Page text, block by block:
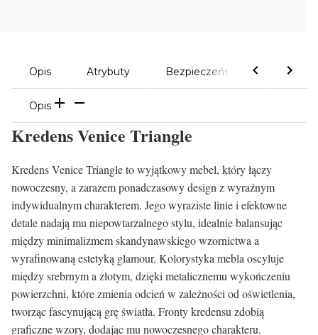
Opis Atrybuty Bezpieczeństwo
Opis
Kredens Venice Triangle
Kredens Venice Triangle to wyjątkowy mebel, który łączy
nowoczesny, a zarazem ponadczasowy design z wyraźnym
indywidualnym charakterem. Jego wyraziste linie i efektowne
detale nadają mu niepowtarzalnego stylu, idealnie balansując
między minimalizmem skandynawskiego wzornictwa a
wyrafinowaną estetyką glamour. Kolorystyka mebla oscyluje
między srebrnym a złotym, dzięki metalicznemu wykończeniu
powierzchni, które zmienia odcień w zależności od oświetlenia,
tworząc fascynującą grę światła. Fronty kredensu zdobią
graficzne wzory, dodając mu nowoczesnego charakteru.